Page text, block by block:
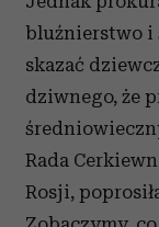
bluźnierstwo i
skazać
dziwnego, że
Rada
Rosji,